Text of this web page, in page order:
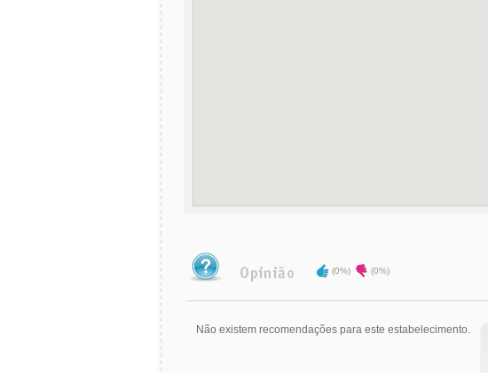
(0%) (0%)
Não existem recomendações para este estabelecimento.